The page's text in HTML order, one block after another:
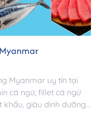
Myanmar uy tín tại
cá ngừ, fillet cá ngừ
giàu dinh dưỡng,
lượng & logistics